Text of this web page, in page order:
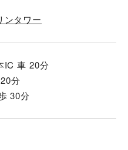
ンタワー
IC 車 20分
分
30分